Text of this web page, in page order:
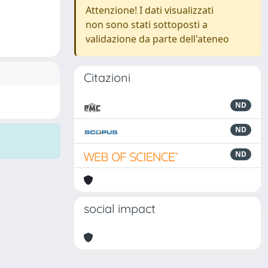
Attenzione! I dati visualizzati
non sono stati sottoposti a
validazione da parte dell'ateneo
Citazioni
ND
ND
ND
social impact